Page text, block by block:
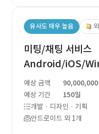
유사도 매우 높음
미팅/채팅 서비스
Android/iOS/
예상 금액
90,000,000
예상 기간
150일
개발 · 디자인 · 기획
안드로이드 외 1개